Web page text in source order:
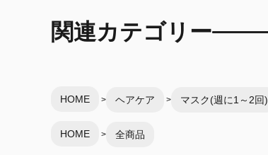
関連カテゴリー
HOME ヘアケア マスク(週に1～2回)
HOME 全商品